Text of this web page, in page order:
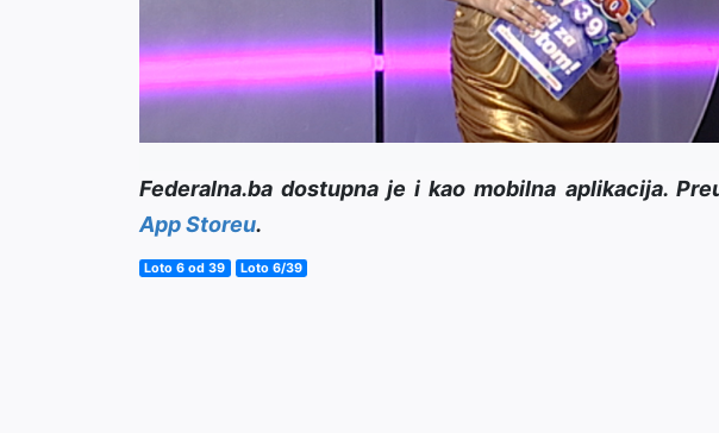
Federalna.ba dostupna je i kao mobilna aplikacija.
App Storeu.
Loto 6 od 39 Loto 6/39